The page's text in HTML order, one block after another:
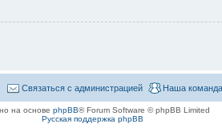
Наша команда
Связаться с администрацией
на основе phpBB® Forum Software © phpBB Limited
Русская поддержка phpBB